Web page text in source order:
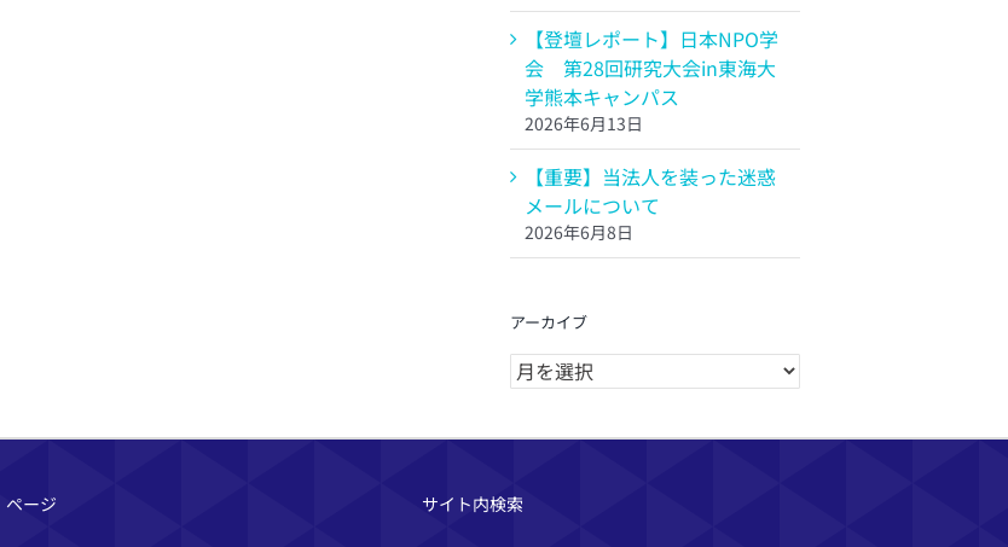
【登壇レポート】日本NPO学
会 第28回研究大会in東海大
学熊本キャンパス
2026年6月13日
【重要】当法人を装った迷惑
メールについて
2026年6月8日
アーカイブ
ア
ー
ページ サイト内検索